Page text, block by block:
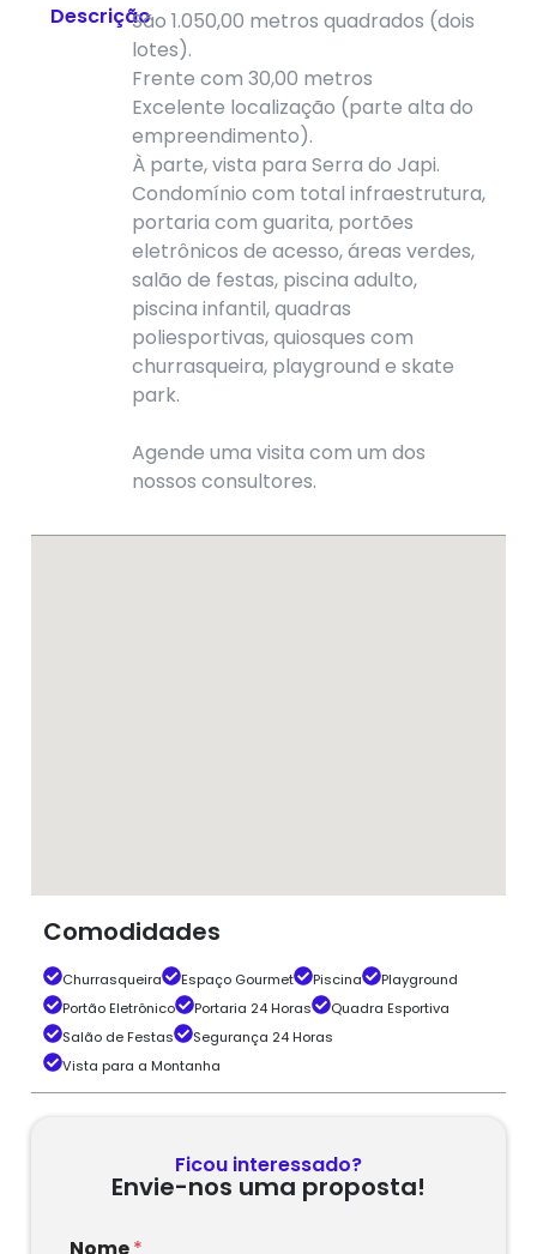
DescriçãoSão 1.050,00 metros quadrados (dois
lotes).
Frente com 30,00 metros
Excelente localização (parte alta do
empreendimento).
À parte, vista para Serra do Japi.
Condomínio com total infraestrutura,
portaria com guarita, portões
eletrônicos de acesso, áreas verdes,
salão de festas, piscina adulto,
piscina infantil, quadras
poliesportivas, quiosques com
churrasqueira, playground e skate
park.
Agende uma visita com um dos
nossos consultores.
Comodidades
Churrasqueira Espaço Gourmet Piscina
Playground
Portão Eletrônico
Portaria 24 Horas
Quadra Esportiva
Salão de Festas
Segurança 24 Horas
Vista para a Montanha
Ficou interessado?
Envie-nos uma proposta!